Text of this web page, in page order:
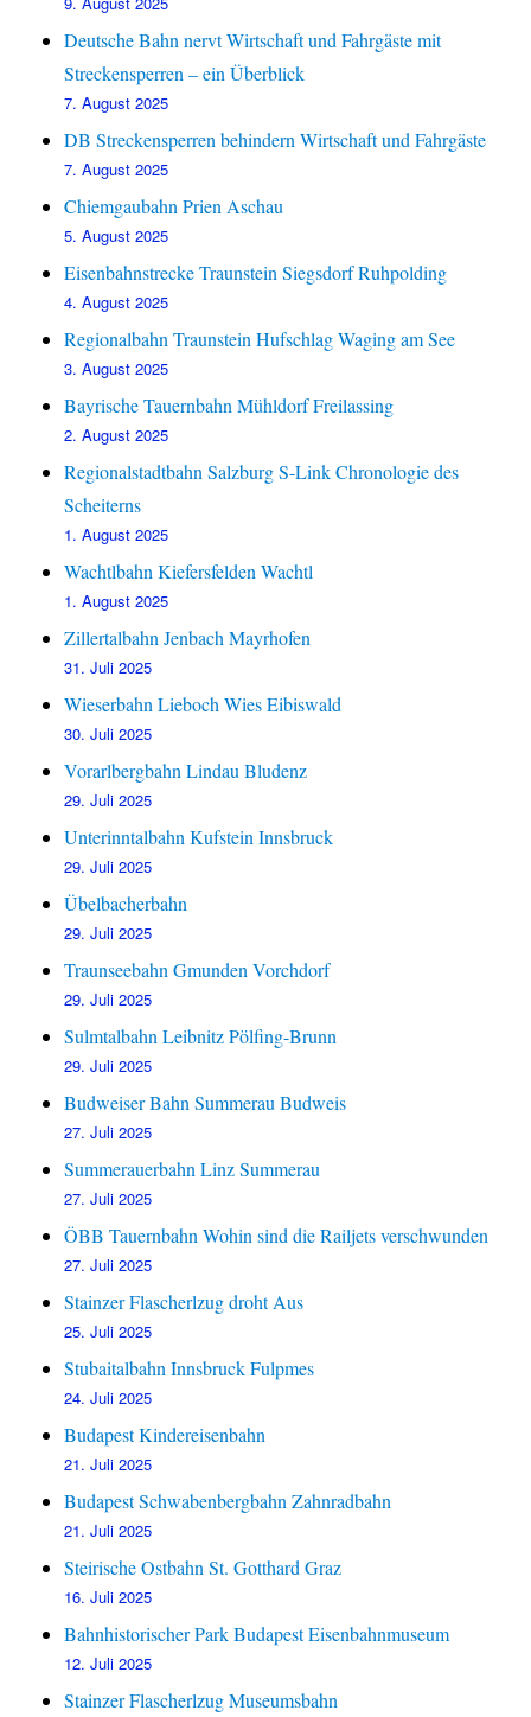
Deutsche Bahn nervt Wirtschaft und Fahrgäste mit
Streckensperren – ein Überblick
7. August 2025
DB Streckensperren behindern Wirtschaft und Fahrgäste
7. August 2025
Chiemgaubahn Prien Aschau
5. August 2025
Eisenbahnstrecke Traunstein Siegsdorf Ruhpolding
4. August 2025
Regionalbahn Traunstein Hufschlag Waging am See
3. August 2025
Bayrische Tauernbahn Mühldorf Freilassing
2. August 2025
Regionalstadtbahn Salzburg S-Link Chronologie des
Scheiterns
1. August 2025
Wachtlbahn Kiefersfelden Wachtl
1. August 2025
Zillertalbahn Jenbach Mayrhofen
31. Juli 2025
Wieserbahn Lieboch Wies Eibiswald
30. Juli 2025
Vorarlbergbahn Lindau Bludenz
29. Juli 2025
Unterinntalbahn Kufstein Innsbruck
29. Juli 2025
Übelbacherbahn
29. Juli 2025
Traunseebahn Gmunden Vorchdorf
29. Juli 2025
Sulmtalbahn Leibnitz Pölfing-Brunn
29. Juli 2025
Budweiser Bahn Summerau Budweis
27. Juli 2025
Summerauerbahn Linz Summerau
27. Juli 2025
ÖBB Tauernbahn Wohin sind die Railjets verschwunden
27. Juli 2025
Stainzer Flascherlzug droht Aus
25. Juli 2025
Stubaitalbahn Innsbruck Fulpmes
24. Juli 2025
Budapest Kindereisenbahn
21. Juli 2025
Budapest Schwabenbergbahn Zahnradbahn
21. Juli 2025
Steirische Ostbahn St. Gotthard Graz
16. Juli 2025
Bahnhistorischer Park Budapest Eisenbahnmuseum
12. Juli 2025
Stainzer Flascherlzug Museumsbahn